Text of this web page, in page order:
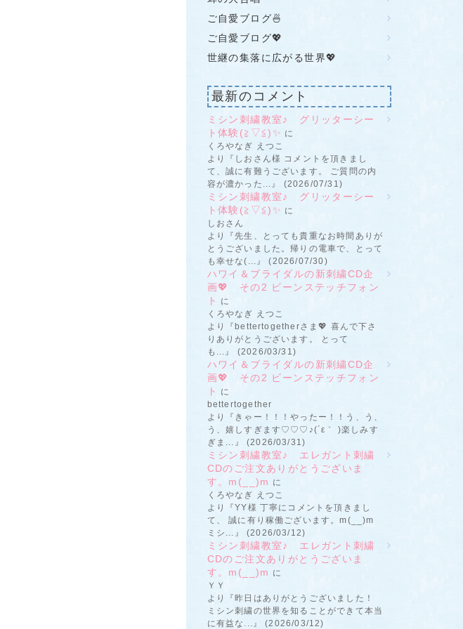
ご自愛ブログ🍜
ご自愛ブログ💖
世継の集落に広がる世界💖
最新のコメント
ミシン刺繍教室♪ グリッターシー
ト体験(≧▽≦)✨ に
くろやなぎ えつこ
より『しおさん様 コメントを頂きまし
て、誠に有難うございます。 ご質問の内
容が濃かった...』 (2026/07/31)
ミシン刺繍教室♪ グリッターシー
ト体験(≧▽≦)✨ に
しおさん
より『先生、とっても貴重なお時間ありが
とうございました。帰りの電車で、とって
も幸せな(...』 (2026/07/30)
ハワイ＆ブライダルの新刺繍CD企
画💖 その2 ビーンステッチフォン
ト
に
くろやなぎ えつこ
より『bettertogetherさま💖 喜んで下さ
りありがとうございます。 とって
も...』 (2026/03/31)
ハワイ＆ブライダルの新刺繍CD企
画💖 その2 ビーンステッチフォン
ト
に
bettertogether
より『きゃー！！！やったー！！う、う、
う、嬉しすぎます♡♡♡♪(´ε｀ )楽しみす
ぎま...』 (2026/03/31)
ミシン刺繍教室♪ エレガント刺繍
CDのご注文ありがとうございま
す。m(__)m に
くろやなぎ えつこ
より『YY様 丁寧にコメントを頂きまし
て、 誠に有り稼働ございます。m(__)m
ミシ...』 (2026/03/12)
ミシン刺繍教室♪ エレガント刺繍
CDのご注文ありがとうございま
す。m(__)m に
ＹＹ
より『昨日はありがとうございました！
ミシン刺繍の世界を知ることができて本当
に有益な...』 (2026/03/12)